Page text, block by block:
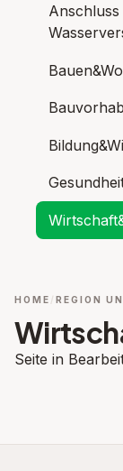
HOME REGION
Seite in